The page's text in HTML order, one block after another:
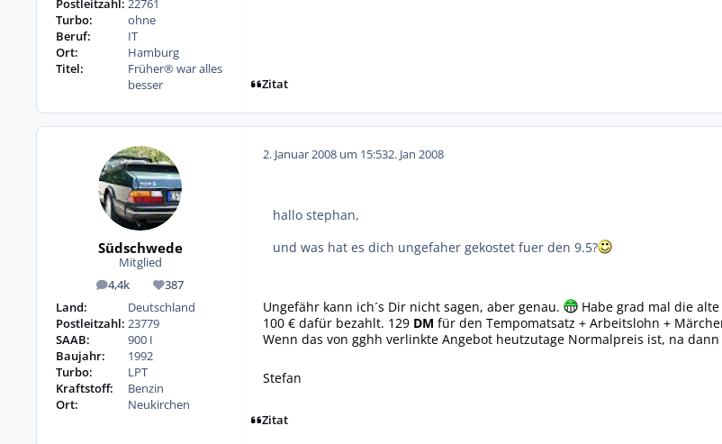
Postleitzahl: 22761
Turbo:
ohne
Beruf:
IT
Ort:
Hamburg
Titel:
Früher® war alles
besser
Zitat
Südschwede
Mitglied
4,4k
Beiträge 387
Reputation
Land:
Deutschland
Postleitzahl: 23779
SAAB:
900 I
Baujahr:
1992
Turbo:
LPT
Kraftstoff:
Benzin
Ort:
Neukirchen
2. Januar 2008 um 15:532. Jan 2008
hallo stephan,
und was hat es dich ungefaher gekostet fuer den 9.5?
Ungefähr kann ich´s Dir nicht sagen, aber genau.
Habe grad mal die
100 € dafür bezahlt. 129 DM für den Tempomatsatz + Arbeitslohn +
Wenn das von gghh verlinkte Angebot heutzutage Normalpreis ist, na dann
Stefan
Zitat